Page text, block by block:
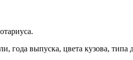
года выпуска, цвета кузова, типа